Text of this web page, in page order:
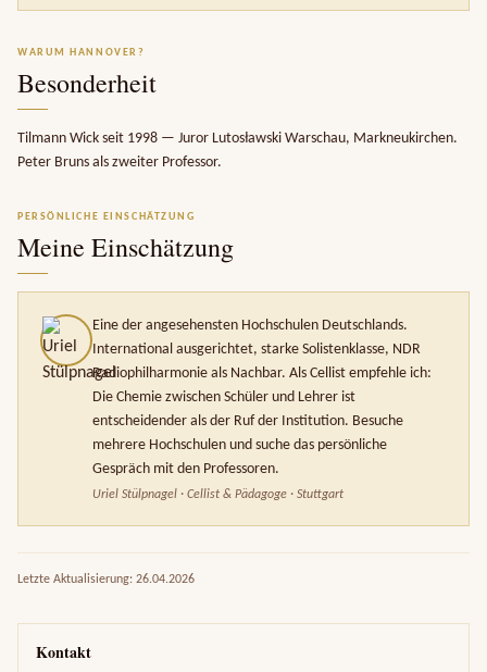
WARUM HANNOVER?
Besonderheit
Tilmann Wick seit 1998 — Juror Lutosławski Warschau, Markneukirchen.
Peter Bruns als zweiter Professor.
PERSÖNLICHE EINSCHÄTZUNG
Meine Einschätzung
Eine der angesehensten Hochschulen Deutschlands.
International ausgerichtet, starke Solistenklasse, NDR
Radiophilharmonie als Nachbar. Als Cellist empfehle ich:
Die Chemie zwischen Schüler und Lehrer ist
entscheidender als der Ruf der Institution. Besuche
mehrere Hochschulen und suche das persönliche
Gespräch mit den Professoren.
Uriel Stülpnagel · Cellist & Pädagoge · Stuttgart
Letzte Aktualisierung: 26.04.2026
Kontakt